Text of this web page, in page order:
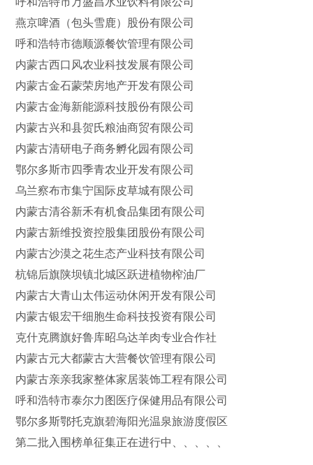
燕京啤酒（包头雪鹿）股份有限公司
呼和浩特市德顺源餐饮管理有限公司
内蒙古西口风农业科技发展有限公司
内蒙古金石蒙荣房地产开发有限公司
内蒙古金海新能源科技股份有限公司
内蒙古兴和县贺氏粮油商贸有限公司
内蒙古清研电子商务孵化园有限公司
鄂尔多斯市四季青农业开发有限公司
乌兰察布市集宁国际皮草城有限公司
内蒙古清谷新禾有机食品集团有限公司
内蒙古新维投资控股集团股份有限公司
内蒙古沙漠之花生态产业科技有限公司
杭锦后旗陕坝镇北城区跃进植物榨油厂
内蒙古大青山太伟运动休闲开发有限公司
内蒙古银宏干细胞生命科技投资有限公司
克什克腾旗好鲁库昭乌达羊肉专业合作社
内蒙古元大都蒙古大营餐饮管理有限公司
内蒙古亲亲我家整体家居装饰工程有限公司
呼和浩特市泰尔力图医疗保健用品有限公司
鄂尔多斯鄂托克旗碧海阳光温泉旅游度假区
第二批入围榜单征集正在进行中、、、、、